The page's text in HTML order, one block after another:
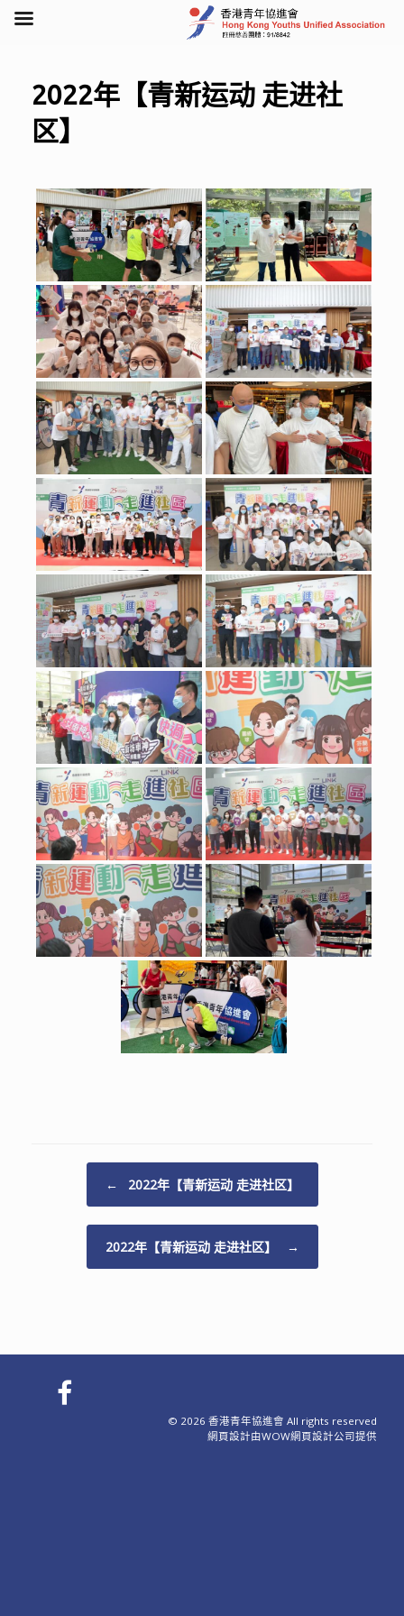
content2022年【青新运动 走进社
区】
Post navigation
← 2022年【青新运动 走进社区】
2022年【青新运动 走进社区】 →
© 2026 香港青年協進會 All rights reserved
網頁設計由WOW網頁設計公司提供